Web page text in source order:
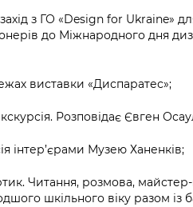
з ГО «Design for Ukraine»
до Міжнародного дня
виставки «Диспаратес»;
Розповідає Євген
інтер’єрами Музею Ханенків;
Читання, розмова,
шкільного віку разом із